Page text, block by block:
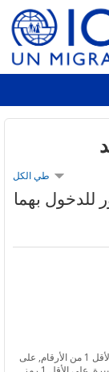
طي الكل
للدخول بهما
يجب أن تتضمن كلمة المرور على الأقل 8 من الأحرف, على الأقل 1 من الأرقام, على